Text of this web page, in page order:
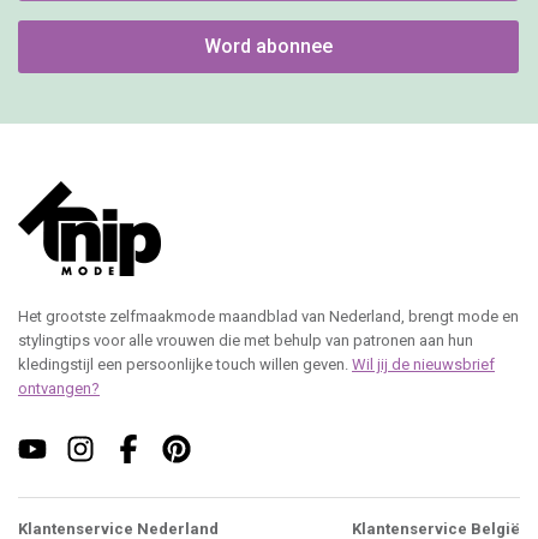
Word abonnee
Het grootste zelfmaakmode maandblad van Nederland, brengt mode en
stylingtips voor alle vrouwen die met behulp van patronen aan hun
kledingstijl een persoonlijke touch willen geven. Wil jij de nieuwsbrief
ontvangen?
Klantenservice Nederland
Klantenservice België